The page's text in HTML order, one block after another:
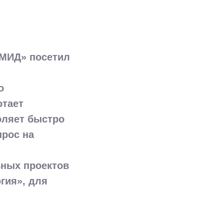
посетил
быстро
на
проектов
для